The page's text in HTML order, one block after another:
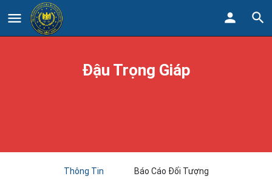
Đậu Trọng Giáp
Thông Tin Báo Cáo Đối Tượng